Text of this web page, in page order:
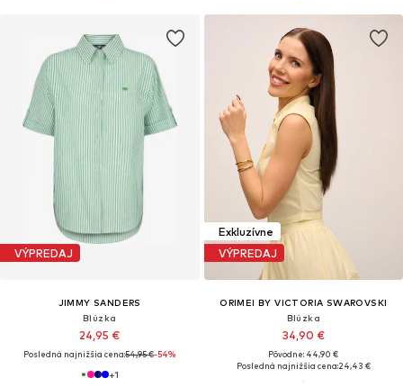
VÝPREDAJ
JIMMY SANDERS
Blúzka
24,95 €
Posledná najnižšia cena:54,95 €-54%
+1
Exkluzívne
VÝPREDAJ
ORIMEI BY VICTORIA SWAROVSKI
Blúzka
34,90 €
Pôvodne: 44,90 €
Posledná najnižšia cena:24,43 €